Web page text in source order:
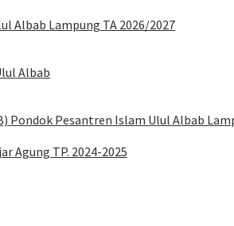
Albab Lampung TA 2026/2027
Albab
Pondok Pesantren Islam Ulul Albab
Agung TP. 2024-2025